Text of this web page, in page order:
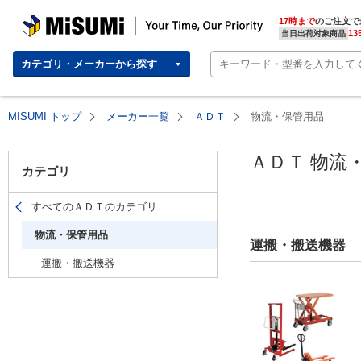
MISUMI | Your Time, Our Priority 17時までのご注文で
当日出荷対象商品
カテゴリ・メーカーから探す
MISUMI トップ メーカー一覧 ＡＤＴ 物流・保管用品
カテゴリ
すべてのＡＤＴのカテゴリ
物流・保管用品
運搬・搬送機器
ＡＤＴ 物流
運搬・搬送機器